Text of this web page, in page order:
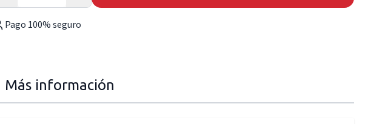
Pago 100% seguro
Más información